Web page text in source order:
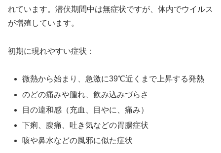
れています。潜伏期間中は無症状ですが、体内でウイルス
が増殖しています。
初期に現れやすい症状：
微熱から始まり、急激に39℃近くまで上昇する発熱
のどの痛みや腫れ、飲み込みづらさ
目の違和感（充血、目やに、痛み）
下痢、腹痛、吐き気などの胃腸症状
咳や鼻水などの風邪に似た症状